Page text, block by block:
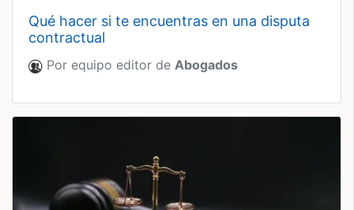
qué hacer si te encuentras en una disputa
contractual
Por equipo editor de Abogados